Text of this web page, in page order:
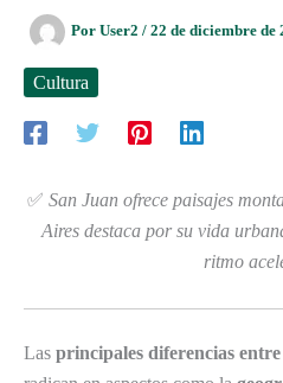
Por User2 / 22 de diciembre de
Cultura
✅ San Juan ofrece paisajes
Aires destaca por su vida
ritmo
Las principales diferencias